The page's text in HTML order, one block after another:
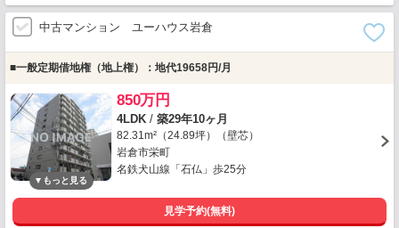
中古マンション ユーハウス岩倉
■一般定期借地権（地上権）：地代19658円/月
850万円
4LDK / 築29年10ヶ月
82.31m²（24.89坪）（壁芯）
岩倉市栄町
名鉄犬山線「石仏」歩25分
見学予約(無料)